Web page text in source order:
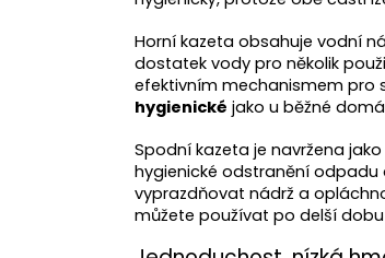
Horní kazeta obsahuje vodní
dostatek vody pro několik
efektivním mechanismem pro
hygienické jako u běžné
Spodní kazeta je navržena
hygienické odstranění odpadu
vyprazdňovat nádrž a
můžete používat po delší